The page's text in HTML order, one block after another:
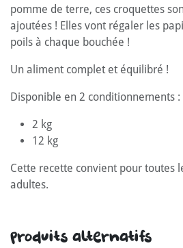
pomme de terre, ces croquettes
ajoutées ! Elles vont régaler les
poils à chaque bouchée !
Un aliment complet et équilibré !
Disponible en 2 conditionnements :
2 kg
12 kg
Cette recette convient pour toutes
adultes.
Produits alternatifs